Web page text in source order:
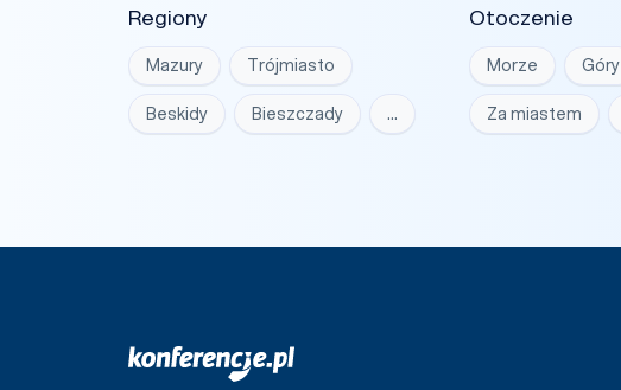
Regiony
Mazury Trójmiasto
Beskidy Bieszczady …
Otoczenie
Morze Góry
Za miastem